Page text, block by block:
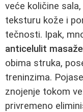
veće količine
teksturu kože i
tečnosti. Ipak,
anticelulit masaže
obima struka,
treninzima.
znojenje tokom
privremeno